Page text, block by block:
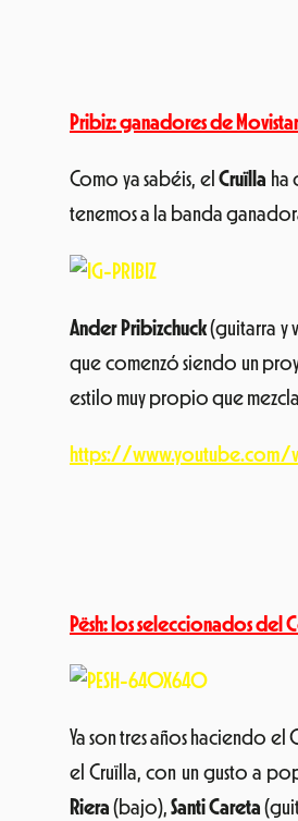
Pribiz: ganadores de Movistar
Como ya sabéis, elCruïlla ha
tenemos a la banda
Ander Pribizchuck(guitarra y
que comenzó siendo un
estilo muy propio que
https://www.youtube.com/
Pësh: los seleccionados del
Ya son tres años haciendo el
el Cruïlla, con un gusto a
Riera (bajo), Santi Careta